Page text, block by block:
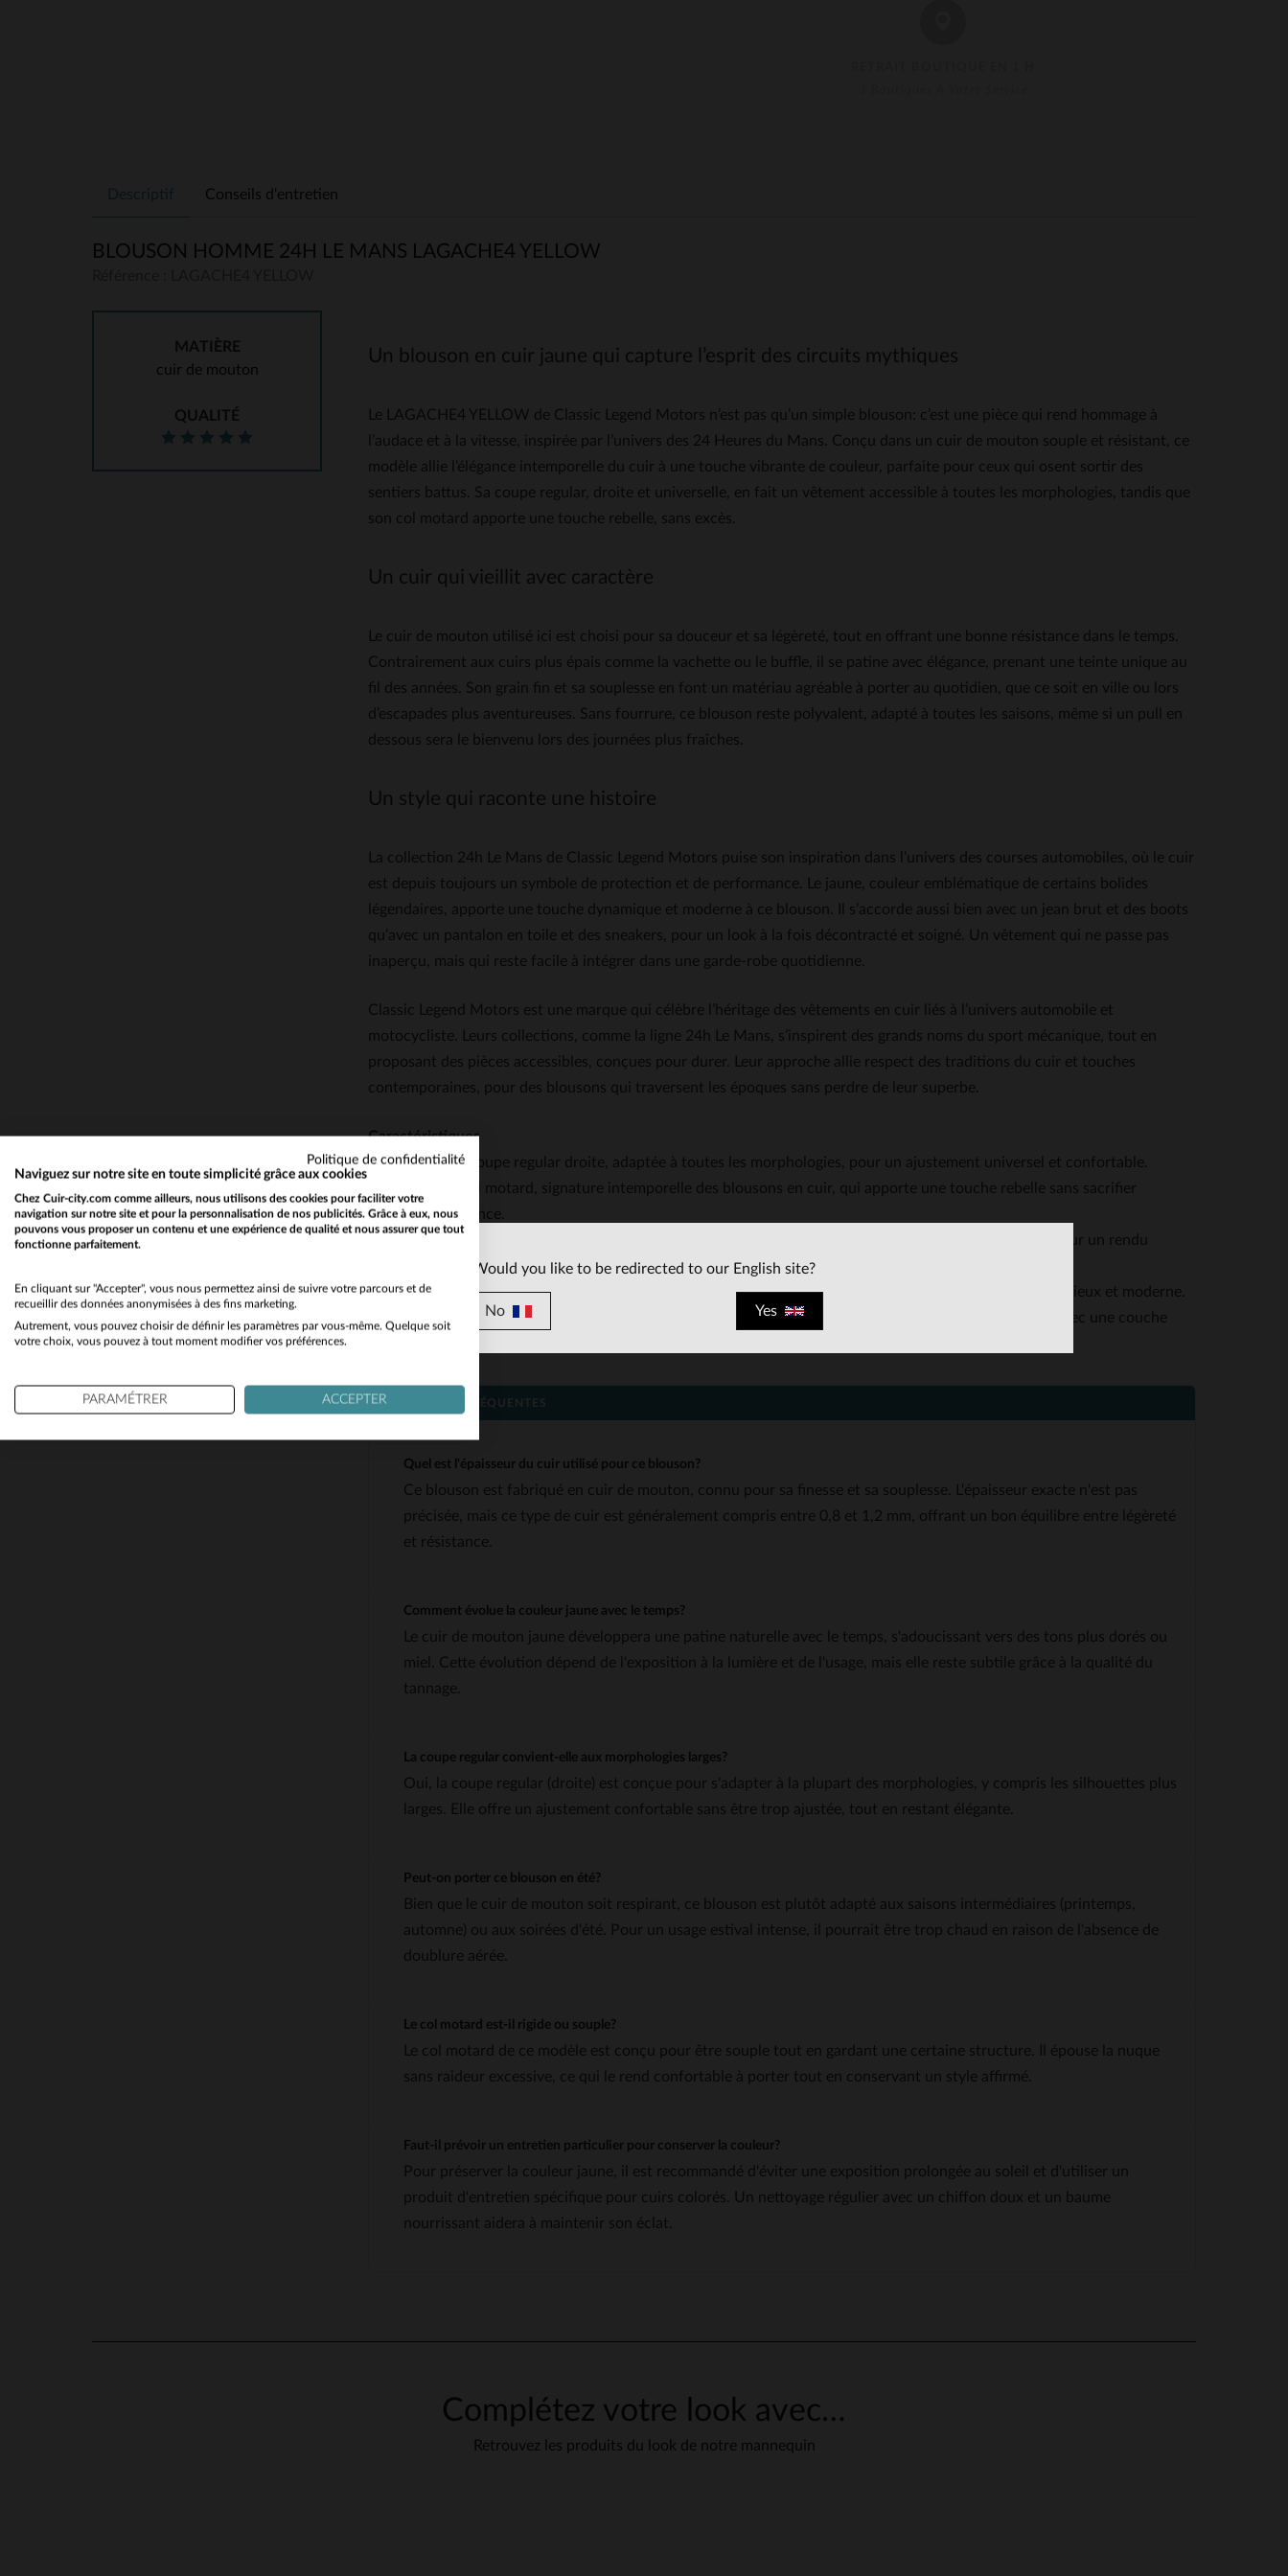
Descriptif Conseils d'entretien
BLOUSON HOMME 24H LE MANS LAGACHE4 YELLOW
MATIÈRE
cuir de mouton
QUALITÉ
Un blouson en cuir jaune qui capture l’esprit des circuits mythiques
Le LAGACHE4 YELLOW de Classic Legend Motors n’est pas qu’un simple blouson: c’est une pièce qui rend hommage à
l’audace et à la vitesse, inspirée par l’univers des 24 Heures du Mans. Conçu dans un cuir de mouton souple et résistant, ce
modèle allie l’élégance intemporelle du cuir à une touche vibrante de couleur, parfaite pour ceux qui osent sortir des
sentiers battus. Sa coupe regular, droite et universelle, en fait un vêtement accessible à toutes les morphologies, tandis que
son col motard apporte une touche rebelle, sans excès.
Un cuir qui vieillit avec caractère
Le cuir de mouton utilisé ici est choisi pour sa douceur et sa légèreté, tout en offrant une bonne résistance dans le temps.
Contrairement aux cuirs plus épais comme la vachette ou le buffle, il se patine avec élégance, prenant une teinte unique au
fil des années. Son grain fin et sa souplesse en font un matériau agréable à porter au quotidien, que ce soit en ville ou lors
d’escapades plus aventureuses. Sans fourrure, ce blouson reste polyvalent, adapté à toutes les saisons, même si un pull en
dessous sera le bienvenu lors des journées plus fraîches.
Un style qui raconte une histoire
La collection 24h Le Mans de Classic Legend Motors puise son inspiration dans l’univers des courses automobiles, où le cuir
est depuis toujours un symbole de protection et de performance. Le jaune, couleur emblématique de certains bolides
légendaires, apporte une touche dynamique et moderne à ce blouson. Il s’accorde aussi bien avec un jean brut et des boots
qu’avec un pantalon en toile et des sneakers, pour un look à la fois décontracté et soigné. Un vêtement qui ne passe pas
inaperçu, mais qui reste facile à intégrer dans une garde-robe quotidienne.
Classic Legend Motors est une marque qui célèbre l’héritage des vêtements en cuir liés à l’univers automobile et
motocycliste. Leurs collections, comme la ligne 24h Le Mans, s’inspirent des grands noms du sport mécanique, tout en
proposant des pièces accessibles, conçues pour durer. Leur approche allie respect des traditions du cuir et touches
contemporaines, pour des blousons qui traversent les époques sans perdre de leur superbe.
Caractéristiques
Une coupe regular droite, adaptée à toutes les morphologies, pour un ajustement universel et confortable.
Un col motard, signature intemporelle des blousons en cuir, qui apporte une touche rebelle sans sacrifier
l’élégance.
Un cuir de mouton souple et léger, idéal pour un port quotidien, qui se patine avec le temps pour un rendu
unique.
Une couleur jaune vibrante, inspirée par l’univers des courses automobiles, pour un style audacieux et moderne.
Un vêtement polyvalent, conçu pour toutes les saisons, même s’il est préférable de le porter avec une couche
QUESTIONS FRÉQUENTES
Quel est l'épaisseur du cuir utilisé pour ce blouson?
Ce blouson est fabriqué en cuir de mouton, connu pour sa finesse et sa souplesse. L'épaisseur exacte n'est pas
précisée, mais ce type de cuir est généralement compris entre 0,8 et 1,2 mm, offrant un bon équilibre entre légèreté
et résistance.
Comment évolue la couleur jaune avec le temps?
Le cuir de mouton jaune développera une patine naturelle avec le temps, s'adoucissant vers des tons plus dorés ou
miel. Cette évolution dépend de l'exposition à la lumière et de l'usage, mais elle reste subtile grâce à la qualité du
tannage.
La coupe regular convient-elle aux morphologies larges?
Oui, la coupe regular (droite) est conçue pour s'adapter à la plupart des morphologies, y compris les silhouettes plus
larges. Elle offre un ajustement confortable sans être trop ajustée, tout en restant élégante.
Peut-on porter ce blouson en été?
Bien que le cuir de mouton soit respirant, ce blouson est plutôt adapté aux saisons intermédiaires (printemps,
automne) ou aux soirées d'été. Pour un usage estival intense, il pourrait être trop chaud en raison de l'absence de
doublure aérée.
Le col motard est-il rigide ou souple?
Le col motard de ce modèle est conçu pour être souple tout en gardant une certaine structure. Il épouse la nuque
sans raideur excessive, ce qui le rend confortable à porter tout en conservant un style affirmé.
Faut-il prévoir un entretien particulier pour conserver la couleur?
Pour préserver la couleur jaune, il est recommandé d'éviter une exposition prolongée au soleil et d'utiliser un
produit d'entretien spécifique pour cuirs colorés. Un nettoyage régulier avec un chiffon doux et un baume
nourrissant aidera à maintenir son éclat.
Complétez votre look avec…
Retrouvez les produits du look de notre mannequin
Would you like to be redirected to our English site?
No Yes
Politique de confidentialité
Naviguez sur notre site en toute simplicité grâce aux cookies
Chez Cuir-city.com comme ailleurs, nous utilisons des cookies pour faciliter votre
navigation sur notre site et pour la personnalisation de nos publicités. Grâce à eux, nous
pouvons vous proposer un contenu et une expérience de qualité et nous assurer que tout
fonctionne parfaitement.
En cliquant sur "Accepter", vous nous permettez ainsi de suivre votre parcours et de
recueillir des données anonymisées à des fins marketing.
Autrement, vous pouvez choisir de définir les paramètres par vous-même. Quelque soit
votre choix, vous pouvez à tout moment modifier vos préférences.
PARAMÉTRER ACCEPTER